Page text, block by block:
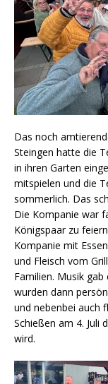
Das noch
Steingen hatte die
in ihren Garten
mitspielen und die
sommerlich. Das
Die Kompanie war
Königspaar zu
Kompanie mit
und Fleisch vom
Familien. Musik
wurden dann
und nebenbei auch
Schießen am 4. Juli
wird.